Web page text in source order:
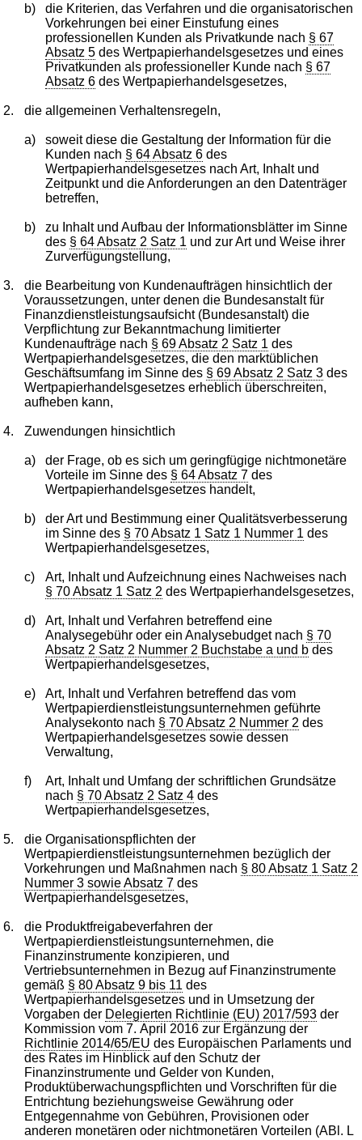
b)
die Kriterien, das Verfahren und die organisatorischen
Vorkehrungen bei einer Einstufung eines
professionellen Kunden als Privatkunde nach § 67
Absatz 5des Wertpapierhandelsgesetzes und eines
Privatkunden als professioneller Kunde nach § 67
Absatz 6des Wertpapierhandelsgesetzes,
2. die allgemeinen Verhaltensregeln,
a)
soweit diese die Gestaltung der Information für die
Kunden nach § 64 Absatz 6des
Wertpapierhandelsgesetzes nach Art, Inhalt und
Zeitpunkt und die Anforderungen an den Datenträger
betreffen,
b)
zu Inhalt und Aufbau der Informationsblätter im Sinne
des § 64 Absatz 2 Satz 1 und zur Art und Weise ihrer
Zurverfügungstellung,
3.
die Bearbeitung von Kundenaufträgen hinsichtlich der
Voraussetzungen, unter denen die Bundesanstalt für
Finanzdienstleistungsaufsicht (Bundesanstalt) die
Verpflichtung zur Bekanntmachung limitierter
Kundenaufträge nach § 69 Absatz 2 Satz 1 des
Wertpapierhandelsgesetzes, die den marktüblichen
Geschäftsumfang im Sinne des § 69 Absatz 2 Satz 3 des
Wertpapierhandelsgesetzes erheblich überschreiten,
aufheben kann,
4. Zuwendungen hinsichtlich
a)
der Frage, ob es sich um geringfügige nichtmonetäre
Vorteile im Sinne des § 64 Absatz 7des
Wertpapierhandelsgesetzes handelt,
b)
der Art und Bestimmung einer Qualitätsverbesserung
im Sinne des § 70 Absatz 1 Satz 1 Nummer 1 des
Wertpapierhandelsgesetzes,
c)
Art, Inhalt und Aufzeichnung eines Nachweises nach
§ 70 Absatz 1 Satz 2 des Wertpapierhandelsgesetzes,
d)
Art, Inhalt und Verfahren betreffend eine
Analysegebühr oder ein Analysebudget nach § 70
Absatz 2 Satz 2 Nummer 2 Buchstabe a und bdes
Wertpapierhandelsgesetzes,
e)
Art, Inhalt und Verfahren betreffend das vom
Wertpapierdienstleistungsunternehmen geführte
Analysekonto nach § 70 Absatz 2 Nummer 2 des
Wertpapierhandelsgesetzes sowie dessen
Verwaltung,
f)
Art, Inhalt und Umfang der schriftlichen Grundsätze
nach § 70 Absatz 2 Satz 4des
Wertpapierhandelsgesetzes,
5.
die Organisationspflichten der
Wertpapierdienstleistungsunternehmen bezüglich der
Vorkehrungen und Maßnahmen nach § 80 Absatz 1 Satz 2
Nummer 3 sowie Absatz 7 des
Wertpapierhandelsgesetzes,
6.
die Produktfreigabeverfahren der
Wertpapierdienstleistungsunternehmen, die
Finanzinstrumente konzipieren, und
Vertriebsunternehmen in Bezug auf Finanzinstrumente
gemäß § 80 Absatz 9 bis 11 des
Wertpapierhandelsgesetzes und in Umsetzung der
Vorgaben der Delegierten Richtlinie (EU) 2017/593 der
Kommission vom 7. April 2016 zur Ergänzung der
Richtlinie 2014/65/EU des Europäischen Parlaments und
des Rates im Hinblick auf den Schutz der
Finanzinstrumente und Gelder von Kunden,
Produktüberwachungspflichten und Vorschriften für die
Entrichtung beziehungsweise Gewährung oder
Entgegennahme von Gebühren, Provisionen oder
anderen monetären oder nichtmonetären Vorteilen (ABl. L